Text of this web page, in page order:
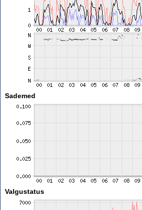
Sademed
Valgustatus